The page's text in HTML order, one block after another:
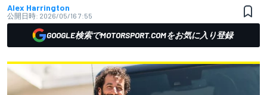
Alex Harrington
公開日時: 2026/05/16 7:55
GOOGLE検索でMOTORSPORT.COMをお気に入り登録